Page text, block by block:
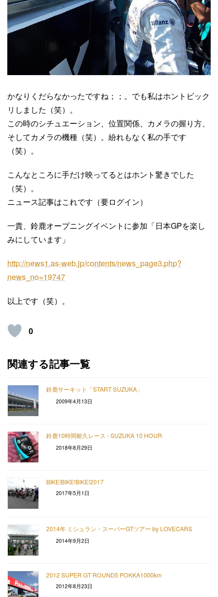
かなりくだらなかったですね；；。でも私はホントビック
リしました（笑）。
この時のシチュエーション、位置関係、カメラの握り方、
そしてカメラの機種（笑）。紛れもなく私の手です
（笑）。
こんなところに手だけ映ってるとはホント驚きでした
（笑）。
ニュース記事はこれです（要ログイン）
一貴、鈴鹿オープニングイベントに参加「日本GPを楽し
みにしています」
http://news1.as-web.jp/contents/news_page3.php?
news_no=19747
以上です（笑）。
0
関連する記事一覧
鈴鹿サーキット「START SUZUKA」
2009年4月13日
鈴鹿10時間耐久レース - SUZUKA 10 HOUR
2018年8月29日
BIKE!BIKE!BIKE!2017
2017年5月1日
2014年 ミシュラン・スーパーGTツアー by LOVECARS
2014年9月2日
2012 SUPER GT ROUND5 POKKA1000km
2012年8月23日